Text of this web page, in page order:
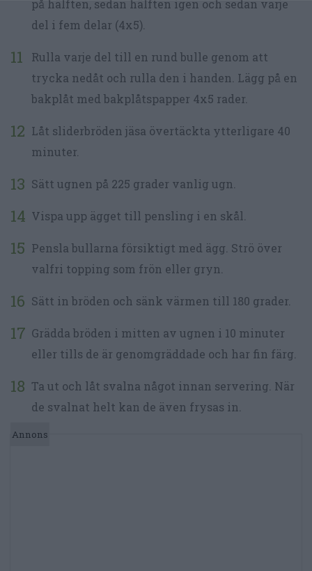
på hälften, sedan hälften igen och sedan varje
del i fem delar (4x5).
Rulla varje del till en rund bulle genom att
trycka nedåt och rulla den i handen. Lägg på en
bakplåt med bakplåtspapper 4x5 rader.
Låt sliderbröden jäsa övertäckta ytterligare 40
minuter.
Sätt ugnen på 225 grader vanlig ugn.
Vispa upp ägget till pensling i en skål.
Pensla bullarna försiktigt med ägg. Strö över
valfri topping som frön eller gryn.
Sätt in bröden och sänk värmen till 180 grader.
Grädda bröden i mitten av ugnen i 10 minuter
eller tills de är genomgräddade och har fin färg.
Ta ut och låt svalna något innan servering. När
de svalnat helt kan de även frysas in.